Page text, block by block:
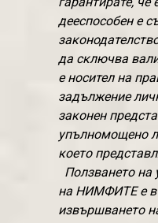
дееспособен е
да сключва
е носител на
задължение
законен
упълномощено
което
Ползването на
на НИМФИТЕ е
извършването